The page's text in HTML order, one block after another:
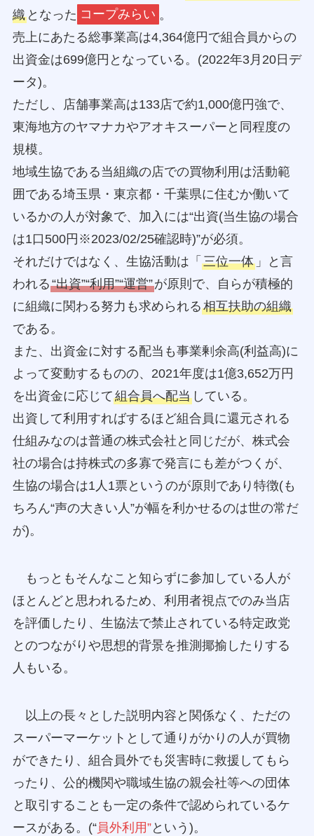
織となった コープみらい 。
売上にあたる総事業高は4,364億円で組合員からの
出資金は699億円となっている。(2022年3月20日デ
ータ)。
ただし、店舗事業高は133店で約1,000億円強で、
東海地方のヤマナカやアオキスーパーと同程度の
規模。
地域生協である当組織の店での買物利用は活動範
囲である埼玉県・東京都・千葉県に住むか働いて
いるかの人が対象で、加入には“出資(当生協の場合
は1口500円※2023/02/25確認時)”が必須。
それだけではなく、生協活動は「 三位一体」と言
われる“出資”“利用”“運営”が原則で、自らが積極的
に組織に関わる努力も求められる相互扶助の組織
である。
また、出資金に対する配当も事業剰余高(利益高)に
よって変動するものの、2021年度は1億3,652万円
を出資金に応じて組合員へ配当している。
出資して利用すればするほど組合員に還元される
仕組みなのは普通の株式会社と同じだが、株式会
社の場合は持株式の多寡で発言にも差がつくが、
生協の場合は1人1票というのが原則であり特徴(も
ちろん“声の大きい人”が幅を利かせるのは世の常だ
が)。
もっともそんなこと知らずに参加している人が
ほとんどと思われるため、利用者視点でのみ当店
を評価したり、生協法で禁止されている特定政党
とのつながりや思想的背景を推測揶揄したりする
人もいる。
以上の長々とした説明内容と関係なく、ただの
スーパーマーケットとして通りがかりの人が買物
ができたり、組合員外でも災害時に救援してもら
ったり、公的機関や職域生協の親会社等への団体
と取引することも一定の条件で認められているケ
ースがある。(“員外利用”という)。